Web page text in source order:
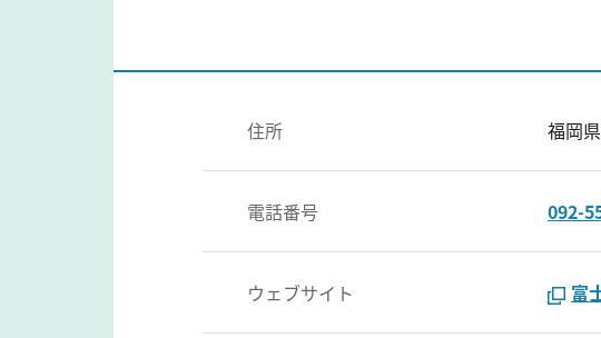
住所 福岡
電話番号 092-
ウェブサイト 富